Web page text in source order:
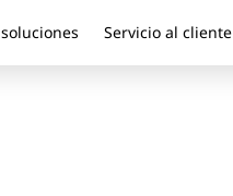
Servicio al cliente